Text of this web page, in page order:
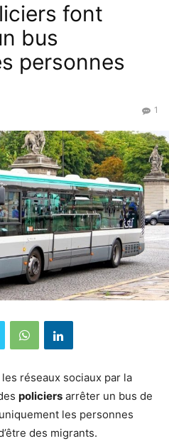
font
bus
personnes
1
réseaux sociaux par la
policiers arrêter un bus de
les personnes
des migrants.